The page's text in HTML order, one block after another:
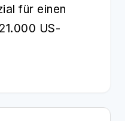
für einen
US-